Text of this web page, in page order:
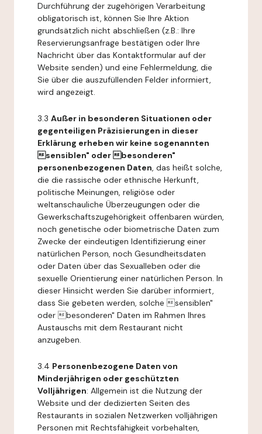
Durchführung der zugehörigen Verarbeitung
obligatorisch ist, können Sie Ihre Aktion
grundsätzlich nicht abschließen (z.B.: Ihre
Reservierungsanfrage bestätigen oder Ihre
Nachricht über das Kontaktformular auf der
Website senden) und eine Fehlermeldung, die
Sie über die auszufüllenden Felder informiert,
wird angezeigt.
3.3 Außer in besonderen Situationen oder
gegenteiligen Präzisierungen in dieser
Erklärung erheben wir keine sogenannten
sensiblen" oder besonderen"
personenbezogenen Daten, das heißt solche,
die die rassische oder ethnische Herkunft,
politische Meinungen, religiöse oder
weltanschauliche Überzeugungen oder die
Gewerkschaftszugehörigkeit offenbaren würden,
noch genetische oder biometrische Daten zum
Zwecke der eindeutigen Identifizierung einer
natürlichen Person, noch Gesundheitsdaten
oder Daten über das Sexualleben oder die
sexuelle Orientierung einer natürlichen Person. In
dieser Hinsicht werden Sie darüber informiert,
dass Sie gebeten werden, solche sensiblen"
oder besonderen" Daten im Rahmen Ihres
Austauschs mit dem Restaurant nicht
anzugeben.
3.4 Personenbezogene Daten von
Minderjährigen oder geschützten
Volljährigen: Allgemein ist die Nutzung der
Website und der dedizierten Seiten des
Restaurants in sozialen Netzwerken volljährigen
Personen mit Rechtsfähigkeit vorbehalten,